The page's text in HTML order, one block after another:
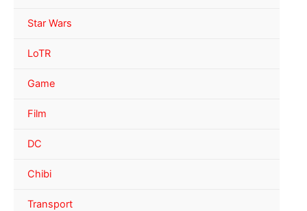
Star Wars
LoTR
Game
Film
DC
Chibi
Transport